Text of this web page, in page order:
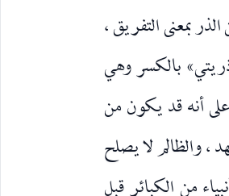
بمعنى التفريق ،
بالكسر وهي
أنه قد يكون من
، والظالم لا يصلح